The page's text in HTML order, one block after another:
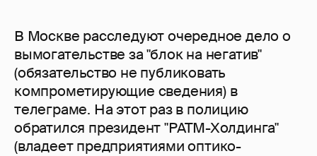
В Москве расследуют очередное дело о
вымогательстве за "блок на негатив"
(обязательство не публиковать
компрометирующие сведения) в
телеграме. На этот раз в полицию
обратился президент "РАТМ-Холдинга"
(владеет предприятиями оптико-